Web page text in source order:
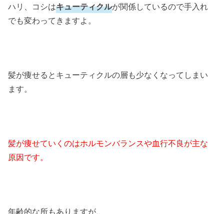
ハリ、コシはキューティクルが関係しているので手入れ
でも変わってきますよ。
髪が痩せるとキューティクルの層も少なくなってしまい
ます。
髪が痩せていくのはホルモンバランスや血行不良が主な
原因です。
年齢的な所もありますが、